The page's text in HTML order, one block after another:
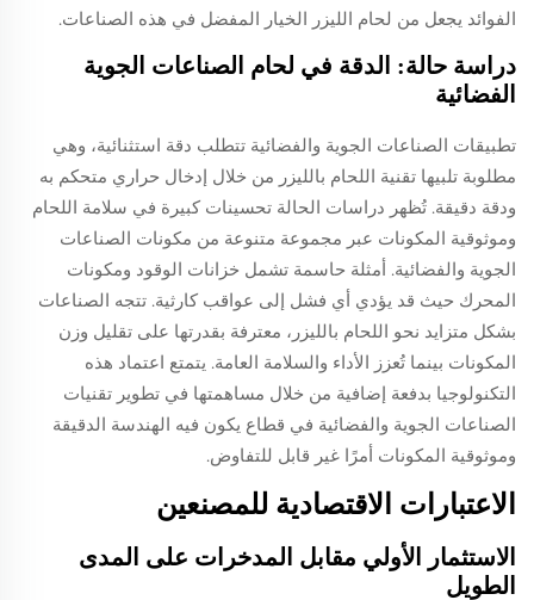
الفوائد يجعل من لحام الليزر الخيار المفضل في هذه الصناعات.
دراسة حالة: الدقة في لحام الصناعات الجوية
الفضائية
تطبيقات الصناعات الجوية والفضائية تتطلب دقة استثنائية، وهي
مطلوبة تلبيها تقنية اللحام بالليزر من خلال إدخال حراري متحكم به
ودقة دقيقة. تُظهر دراسات الحالة تحسينات كبيرة في سلامة اللحام
وموثوقية المكونات عبر مجموعة متنوعة من مكونات الصناعات
الجوية والفضائية. أمثلة حاسمة تشمل خزانات الوقود ومكونات
المحرك حيث قد يؤدي أي فشل إلى عواقب كارثية. تتجه الصناعات
بشكل متزايد نحو اللحام بالليزر، معترفة بقدرتها على تقليل وزن
المكونات بينما تُعزز الأداء والسلامة العامة. يتمتع اعتماد هذه
التكنولوجيا بدفعة إضافية من خلال مساهمتها في تطوير تقنيات
الصناعات الجوية والفضائية في قطاع يكون فيه الهندسة الدقيقة
وموثوقية المكونات أمرًا غير قابل للتفاوض.
الاعتبارات الاقتصادية للمصنعين
الاستثمار الأولي مقابل المدخرات على المدى
الطويل